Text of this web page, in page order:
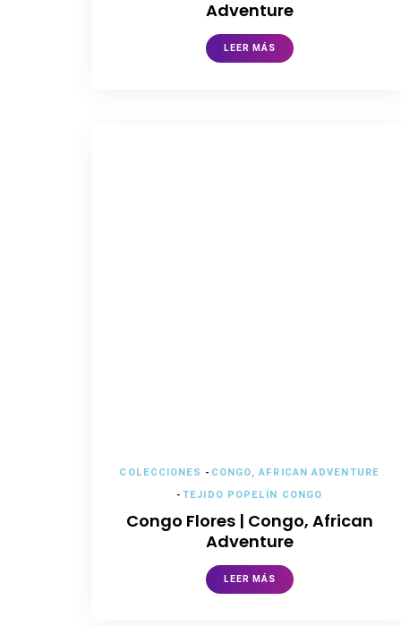
Adventure
LEER MÁS
COLECCIONES - CONGO, AFRICAN ADVENTURE
-TEJIDO POPELÍN CONGO
Congo Flores | Congo, African
Adventure
LEER MÁS